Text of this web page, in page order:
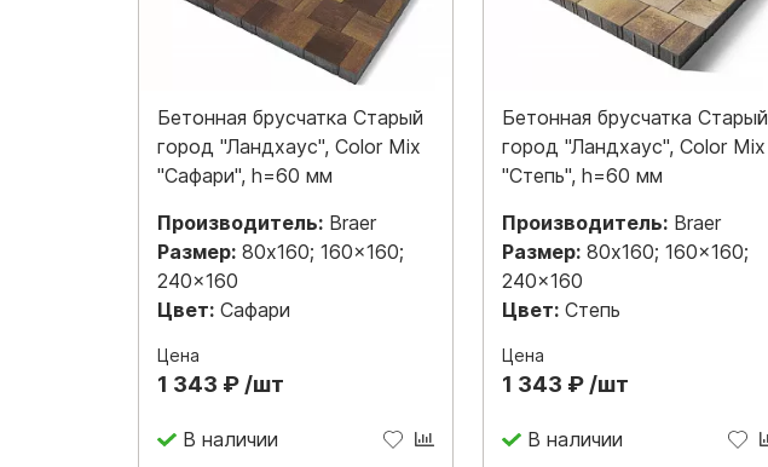
Бетонная брусчатка Старый
город "Ландхаус", Color Mix
"Сафари", h=60 мм
Производитель: Braer
Размер: 80x160; 160x160;
240x160
Цвет: Сафари
Цена
1 343 ₽ /шт
В наличии
Бетонная брусчатка Старый
город "Ландхаус", Color Mix
"Степь", h=60 мм
Производитель: Braer
Размер: 80x160; 160x160;
240x160
Цвет: Степь
Цена
1 343 ₽ /шт
В наличии